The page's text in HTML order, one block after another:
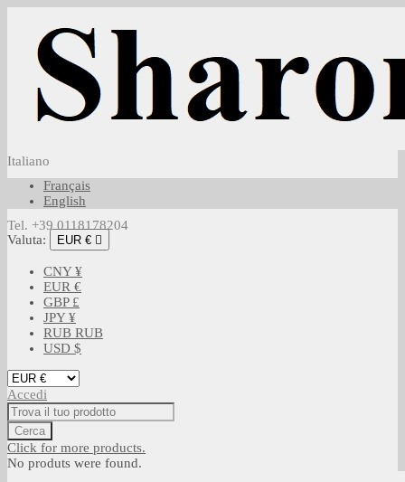
Italiano
Français
English
Tel. +39 0118178204
Valuta:
EUR € 
CNY ¥
EUR €
GBP £
JPY ¥
RUB RUB
USD $
Accedi
Cerca
Click for more products.
No produts were found.